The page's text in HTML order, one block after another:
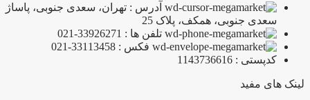
آدرس : تهران، سعدی جنوبی، پاساژ
سعدی جنوبی، همکف، پلاک 25
تلفن ها : 33926271-021
فکس : 33113458-021
کدپستی : 1143736616
لینک های مفید